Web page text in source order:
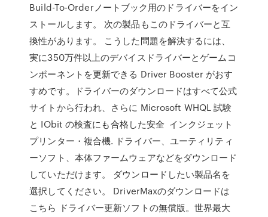
Build-To-Orderノートブック用のドライバーをイン
ストールします。 次の製品もこのドライバーと互
換性があります。 こうした問題を解決するには、
実に350万件以上のデバイスドライバーとゲームコ
ンポーネントを更新できる Driver Booster がおす
すめです。ドライバーのダウンロードはすべて公式
サイトから行われ、さらに Microsoft WHQL 試験
と IObit の検査にも合格した安全 インクジェット
プリンター・複合機. ドライバー、ユーティリティ
ーソフト、本体ファームウェアなどをダウンロード
していただけます。 ダウンロードしたい製品名を
選択してください。 DriverMaxのダウンロードは
こちら ドライバー更新ソフトの無償版。世界最大